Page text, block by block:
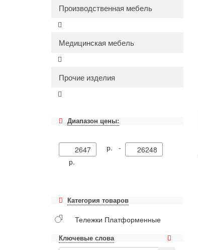
Производственная мебель
Медицинская мебель
Прочие изделия
Диапазон цены:
р. -
р.
Категория товаров
Тележки Платформенные
Ключевые слова